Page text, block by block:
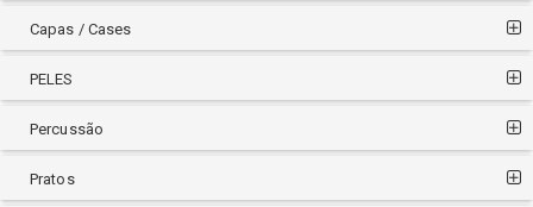
Capas / Cases
PELES
Percussão
Pratos